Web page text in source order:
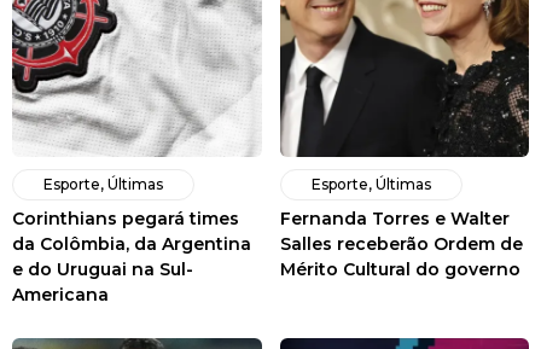
Esporte, Últimas
Corinthians pegará times
da Colômbia, da Argentina
e do Uruguai na Sul-
Americana
Esporte, Últimas
Fernanda Torres e Walter
Salles receberão Ordem de
Mérito Cultural do governo